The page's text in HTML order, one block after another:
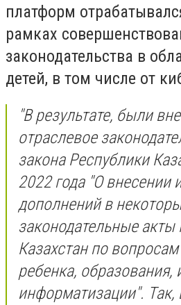
платформ
рамках
законодательства в
детей, в том числе от
"В результате, были
отраслевое
закона Республики
2022 года "О внесении
дополнений в
законодательные акты
Казахстан по
ребенка,
информатизации". Так,